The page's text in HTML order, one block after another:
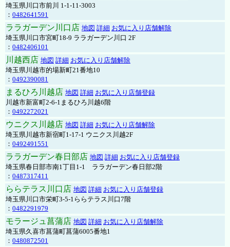
埼玉県川口市前川 1-1-11-3003
： 0482641591
ララガーデン川口店 地図 詳細 お気に入り店舗解除
埼玉県川口市宮町18-9 ララガーデン川口 2F
： 0482406101
川越西店 地図 詳細 お気に入り店舗解除
埼玉県川越市的場新町21番地10
： 0492390081
まるひろ川越店 地図 詳細 お気に入り店舗登録
川越市新富町2-6-1まるひろ川越6階
： 0492272021
ウニクス川越店 地図 詳細 お気に入り店舗解除
埼玉県川越市新宿町1-17-1 ウニクス川越2F
： 0492491551
ララガーデン春日部店 地図 詳細 お気に入り店舗登録
埼玉県春日部市南1丁目1-1 ララガーデン春日部2階
： 0487317411
ららテラス川口店 地図 詳細 お気に入り店舗登録
埼玉県川口市栄町3-5-1ららテラス川口7階
： 0482291979
モラージュ菖蒲店 地図 詳細 お気に入り店舗解除
埼玉県久喜市菖蒲町菖蒲6005番地1
： 0480872501